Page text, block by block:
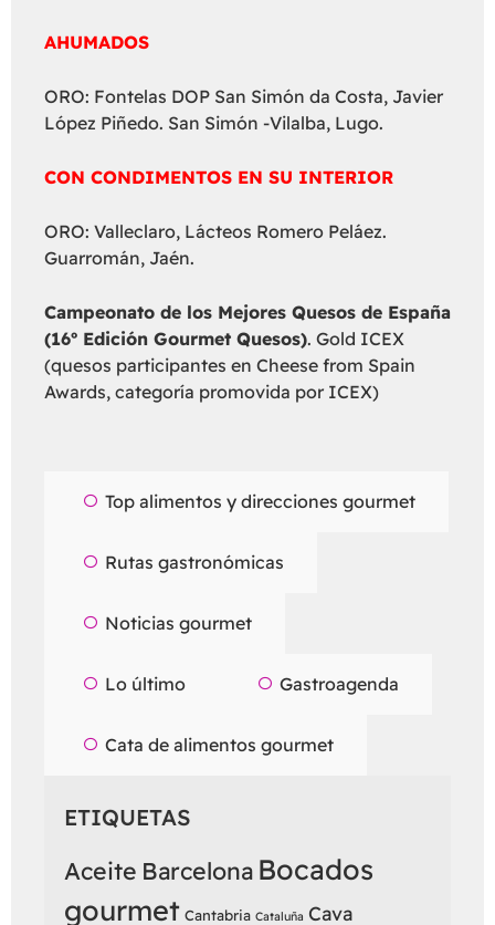
AHUMADOS
ORO: Fontelas DOP San Simón da Costa, Javier
López Piñedo. San Simón -Vilalba, Lugo.
CON CONDIMENTOS EN SU INTERIOR
ORO: Valleclaro, Lácteos Romero Peláez.
Guarromán, Jaén.
Campeonato de los Mejores Quesos de España
(16º Edición Gourmet Quesos). Gold ICEX
(quesos participantes en Cheese from Spain
Awards, categoría promovida por ICEX)
Top alimentos y direcciones gourmet
Rutas gastronómicas
Noticias gourmet
Lo último Gastroagenda
Cata de alimentos gourmet
ETIQUETAS
Aceite Barcelona Bocados
gourmet Cantabria Cataluña Cava